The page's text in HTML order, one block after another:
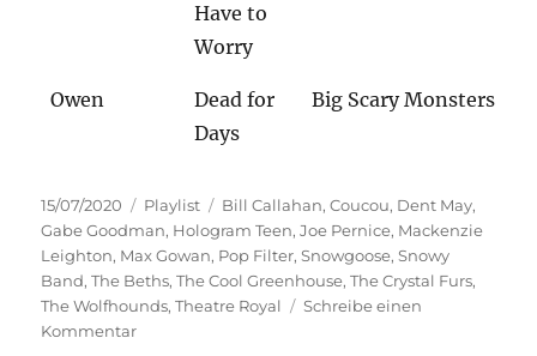
Have to
Worry
Owen
Dead for
Days
Big Scary Monsters
Veröffentlicht
am
15/07/2020 Kategorien
Playlist Schlagwörter
Bill Callahan,Coucou, Dent May,
Gabe Goodman, Hologram Teen,Joe Pernice, Mackenzie
Leighton, Max Gowan, Pop Filter,Snowgoose,Snowy
Band,The Beths,The Cool Greenhouse,The Crystal Furs,
The Wolfhounds,Theatre Royal
Schreibe einen
Kommentarzu